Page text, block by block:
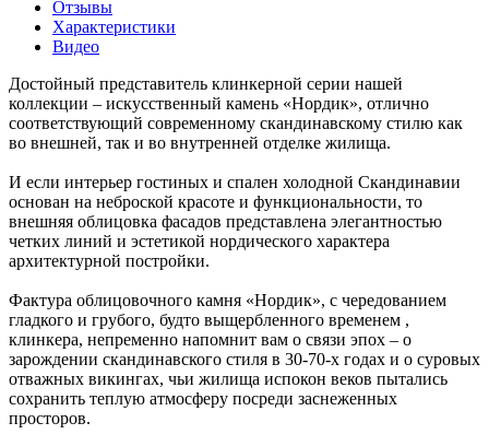
Отзывы
Характеристики
Видео
Достойный представитель клинкерной серии нашей
коллекции – искусственный камень «Нордик», отлично
соответствующий современному скандинавскому стилю как
во внешней, так и во внутренней отделке жилища.
И если интерьер гостиных и спален холодной Скандинавии
основан на неброской красоте и функциональности, то
внешняя облицовка фасадов представлена элегантностью
четких линий и эстетикой нордического характера
архитектурной постройки.
Фактура облицовочного камня «Нордик», с чередованием
гладкого и грубого, будто выщербленного временем ,
клинкера, непременно напомнит вам о связи эпох – о
зарождении скандинавского стиля в 30-70-х годах и о суровых
отважных викингах, чьи жилища испокон веков пытались
сохранить теплую атмосферу посреди заснеженных
просторов.